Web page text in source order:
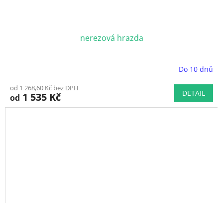
nerezová hrazda
Do 10 dnů
od 1 268,60 Kč bez DPH
od 1 535 Kč DETAIL